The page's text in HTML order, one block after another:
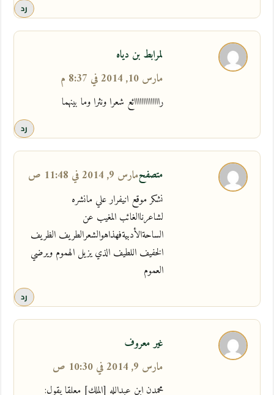
رد
لمرابط بن دياه
مارس 10, 2014 في 8:37 م
راااااااااااااائع شعرا ونثرا وما بينهما
رد
متصفحمارس 9, 2014 في 11:48 ص
نشكر موقع انيفرار علي مانشره
لشاعرناالغائب المغيب عن
الساحةالأدبيةفهذاهوالشعرالطريف الظريف
الخفيف اللطيف الذي يزيل الهموم ويرضي
العموم
رد
غير معروف
مارس 9, 2014 في 10:30 ص
محمدن ابن عبدالله [الملك] معلقا يقول: